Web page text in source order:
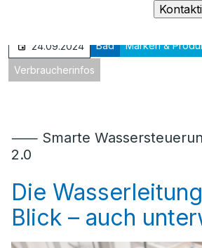
24.09.2024 Bad Marken &
Verbraucherinfos
⸺ Smarte
2.0
Die
Blick – auch